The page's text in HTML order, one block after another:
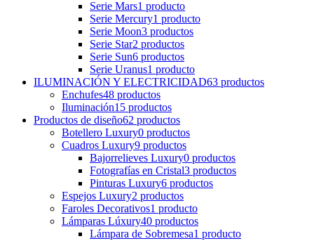
Serie Mars1 producto
Serie Mercury1 producto
Serie Moon3 productos
Serie Star2 productos
Serie Sun6 productos
Serie Uranus1 producto
ILUMINACIÓN Y ELECTRICIDAD63 productos
Enchufes48 productos
Iluminación15 productos
Productos de diseño62 productos
Botellero Luxury0 productos
Cuadros Luxury9 productos
Bajorrelieves Luxury0 productos
Fotografías en Cristal3 productos
Pinturas Luxury6 productos
Espejos Luxury2 productos
Faroles Decorativos1 producto
Lámparas Lúxury40 productos
Lámpara de Sobremesa1 producto